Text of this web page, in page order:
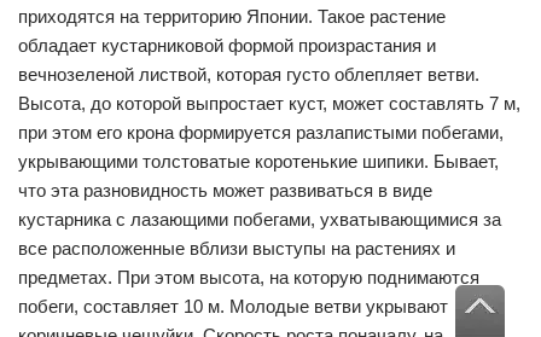
приходятся на территорию Японии. Такое растение
обладает кустарниковой формой произрастания и
вечнозеленой листвой, которая густо облепляет ветви.
Высота, до которой выпростает куст, может составлять 7 м,
при этом его крона формируется разлапистыми побегами,
укрывающими толстоватые коротенькие шипики. Бывает,
что эта разновидность может развиваться в виде
кустарника с лазающими побегами, ухватывающимися за
все расположенные вблизи выступы на растениях и
предметах. При этом высота, на которую поднимаются
побеги, составляет 10 м. Молодые ветви укрывают